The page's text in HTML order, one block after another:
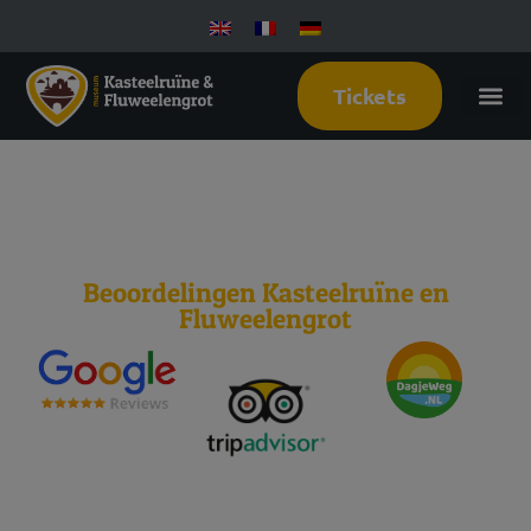
Tickets
Beoordelingen Kasteelruïne en
Fluweelengrot